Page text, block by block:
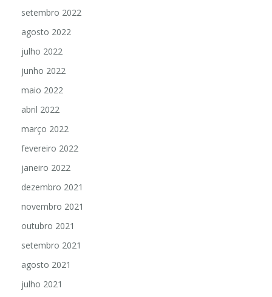
setembro 2022
agosto 2022
julho 2022
junho 2022
maio 2022
abril 2022
março 2022
fevereiro 2022
janeiro 2022
dezembro 2021
novembro 2021
outubro 2021
setembro 2021
agosto 2021
julho 2021